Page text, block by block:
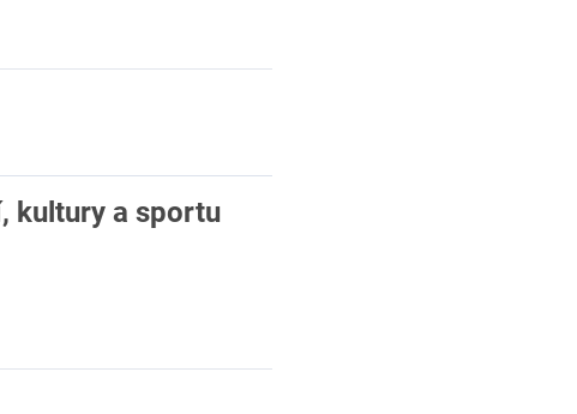
kultury a sportu